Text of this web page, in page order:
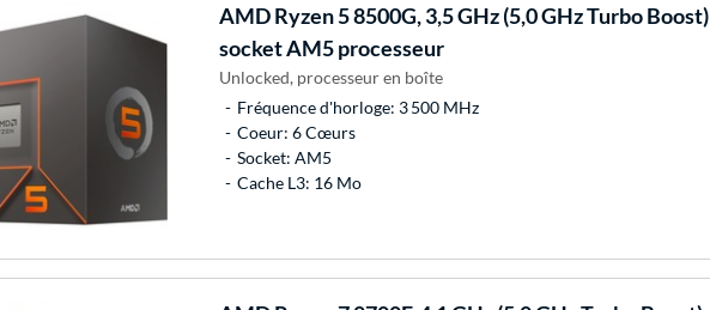
AMDRyzen 5 8500G, 3,5 GHz (5,0 GHz Turbo Boost)
socket AM5 processeur
Unlocked, processeur en boîte
Fréquence d'horloge: 3 500 MHz
Coeur: 6 Cœurs
Socket: AM5
Cache L3: 16 Mo